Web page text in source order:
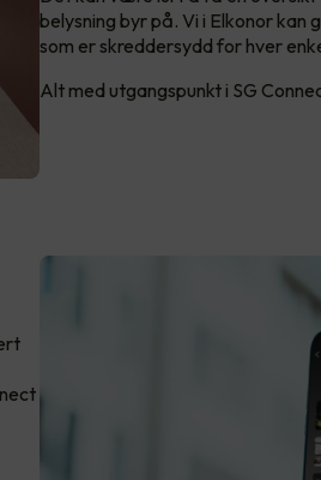
belysning byr på. Vi i Elkonor kan
som er skreddersydd for hver
Alt med utgangspunkt i SG